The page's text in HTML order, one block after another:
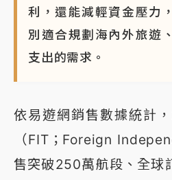
利，還能減輕資金壓力
別適合規劃海內外旅遊
支出的需求。
依易遊網銷售數據統計
（FIT；Foreign
售突破250萬航段、全球